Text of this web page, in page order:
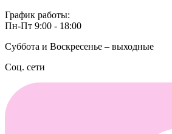
График работы:
Пн-Пт 9:00 - 18:00
Суббота и Воскресенье – выходные
Соц. сети